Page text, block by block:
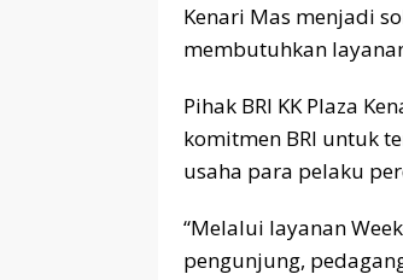
Kenari Mas menjadi
membutuhkan
Pihak BRI KK Plaza
komitmen BRI untuk
usaha para pelaku
“Melalui layanan
pengunjung,